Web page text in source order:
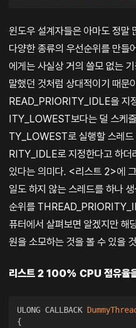
윈도우 설계자들은 아마도 정말
다양한 종류의 우선순위를 만들
에게는 사실상 거의 쓸모 없는
말했던 것처럼 상대적이기 때문
READ_PRIORITY_IDLE을 지
ITY_LOWEST보다는 덜 스케
TY_LOWEST로 실행할 스레
RITY_IDLE로 지정한다고 하
있다는 의미다. <리스트 2>에
일도 하지 않는 스레드를 하나
순위를
퓨터에서 살펴보면 알겠지만 해
원을 소모하는 것을 볼 수 있을
리스트 2 100% CPU 점유율
ULONG CALLBACK
{